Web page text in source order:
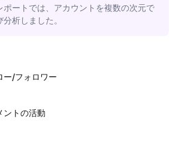
ポートでは、アカウントを複数の次元で
析しました。
ー/フォロワー
ントの活動